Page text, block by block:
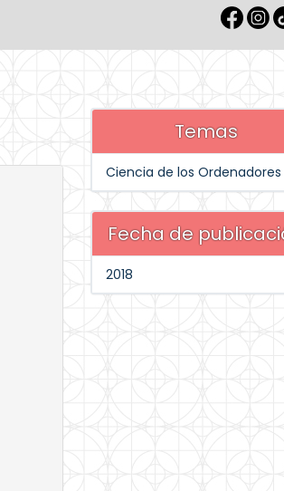
Temas
Ciencia de los Ordenadores
Fecha de
2018